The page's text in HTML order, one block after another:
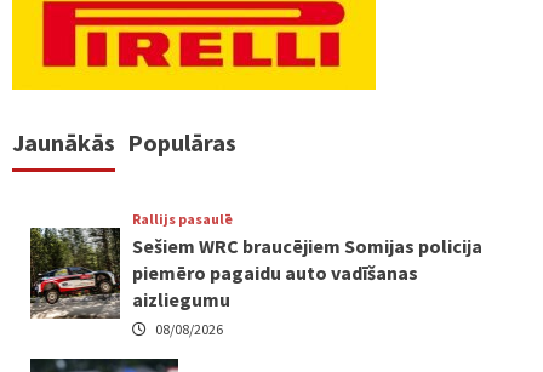
Jaunākās Populāras
Rallijs pasaulē
Sešiem WRC braucējiem Somijas policija
piemēro pagaidu auto vadīšanas
aizliegumu
08/08/2026